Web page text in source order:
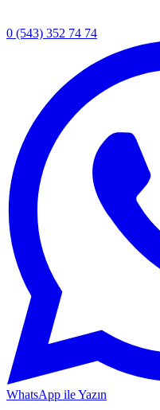
0 (543) 352 74 74
WhatsApp ile Yazın